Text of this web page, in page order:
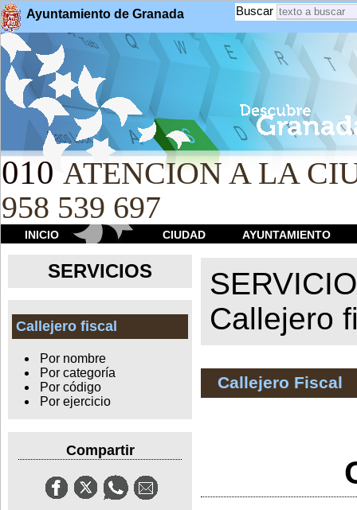
Ayuntamiento de Granada Buscar
010 ATENCION A LA
958 539 697
INICIO CIUDAD AYUNTAMIENTO
SERVICIOS
Callejero fiscal
Por nombre
Por categoría
Por código
Por ejercicio
Compartir
Callejero
Callejero Fiscal